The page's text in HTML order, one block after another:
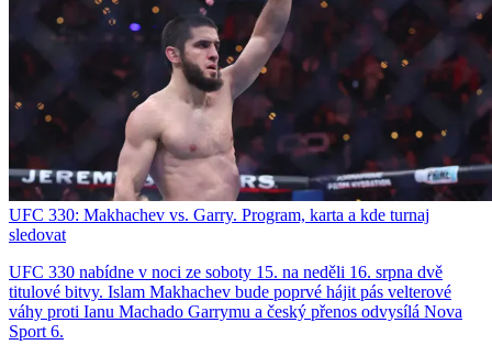
UFC 330: Makhachev vs. Garry. Program, karta a kde turnaj
sledovat
UFC 330 nabídne v noci ze soboty 15. na neděli 16. srpna dvě
titulové bitvy. Islam Makhachev bude poprvé hájit pás velterové
váhy proti Ianu Machado Garrymu a český přenos odvysílá Nova
Sport 6.